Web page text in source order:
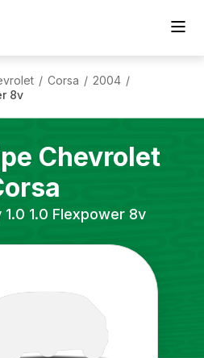
/ Corsa / 2004 /
8v
Chevrolet
1.0 1.0 Flexpower 8v